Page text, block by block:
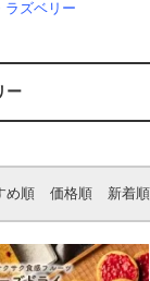
ラズベリー
ー
め順 価格順 新着順